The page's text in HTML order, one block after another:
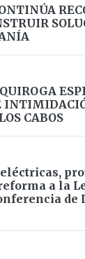
CABOS
a la
de